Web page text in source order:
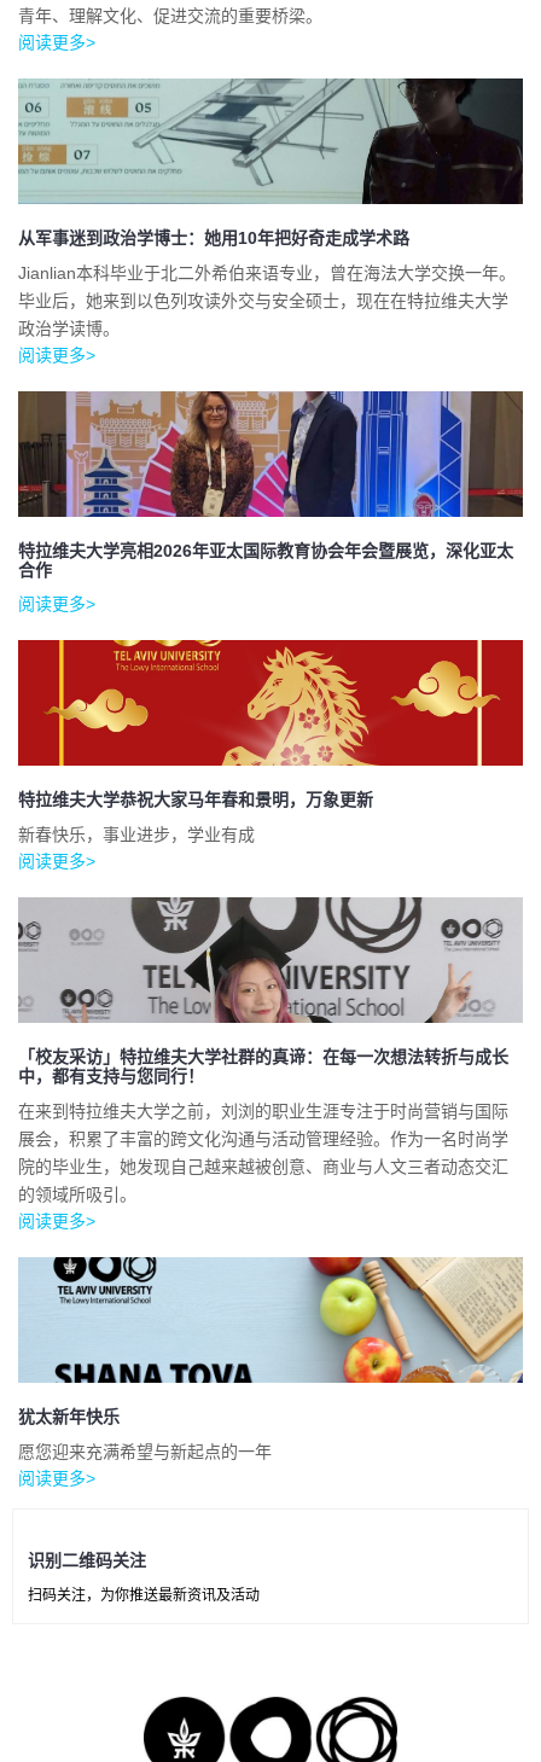
青年、理解文化、促进交流的重要桥梁。
阅读更多>
从军事迷到政治学博士：她用10年把好奇走成学术路
Jianlian本科毕业于北二外希伯来语专业，曾在海法大学交换一年。
毕业后，她来到以色列攻读外交与安全硕士，现在在特拉维夫大学
政治学读博。
阅读更多>
特拉维夫大学亮相2026年亚太国际教育协会年会暨展览，深化亚太
合作
阅读更多>
特拉维夫大学恭祝大家马年春和景明，万象更新
新春快乐，事业进步，学业有成
阅读更多>
「校友采访」特拉维夫大学社群的真谛：在每一次想法转折与成长
中，都有支持与您同行！
在来到特拉维夫大学之前，刘浏的职业生涯专注于时尚营销与国际
展会，积累了丰富的跨文化沟通与活动管理经验。作为一名时尚学
院的毕业生，她发现自己越来越被创意、商业与人文三者动态交汇
的领域所吸引。
阅读更多>
犹太新年快乐
愿您迎来充满希望与新起点的一年
阅读更多>
识别二维码关注
扫码关注，为你推送最新资讯及活动